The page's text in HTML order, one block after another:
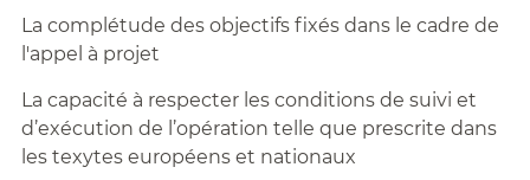
La complétude des objectifs fixés dans le cadre de
l'appel à projet
La capacité à respecter les conditions de suivi et
d’exécution de l’opération telle que prescrite dans
les texytes européens et nationaux